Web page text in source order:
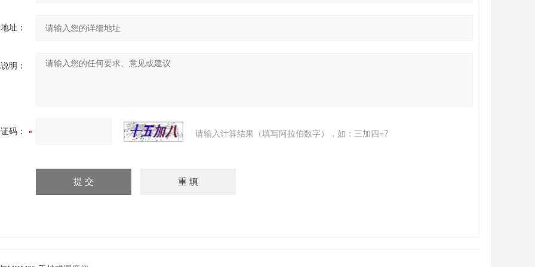
址：
明：
码： 请输入计算结果（填写阿拉伯数字），如：三加四=7